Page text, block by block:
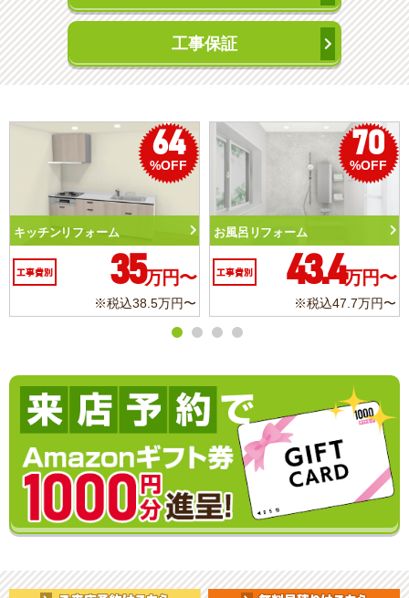
工事保証
64
%OFF
ム
35万円〜
税込38.5万円〜
70
お風呂リフォーム
工事費別 43.4万円〜
※税込47.7万円〜
トイレリフォー
工事費別